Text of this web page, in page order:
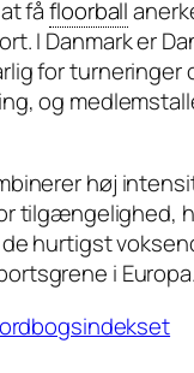
fåfloorball
I Danmark er
for turneringer
og
høj
tilgængelighed,
hurtigst
i Europa.